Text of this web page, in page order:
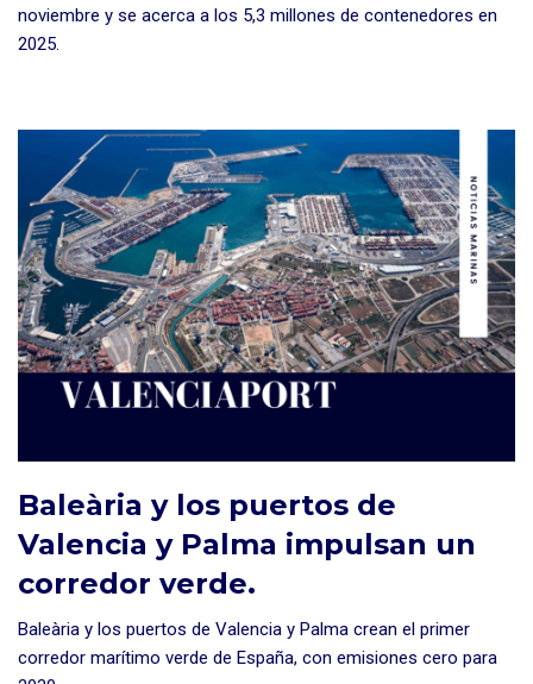
noviembre y se acerca a los 5,3 millones de contenedores en
2025.
Baleària y los puertos de
Valencia y Palma impulsan un
corredor verde.
Baleària y los puertos de Valencia y Palma crean el primer
corredor marítimo verde de España, con emisiones cero para